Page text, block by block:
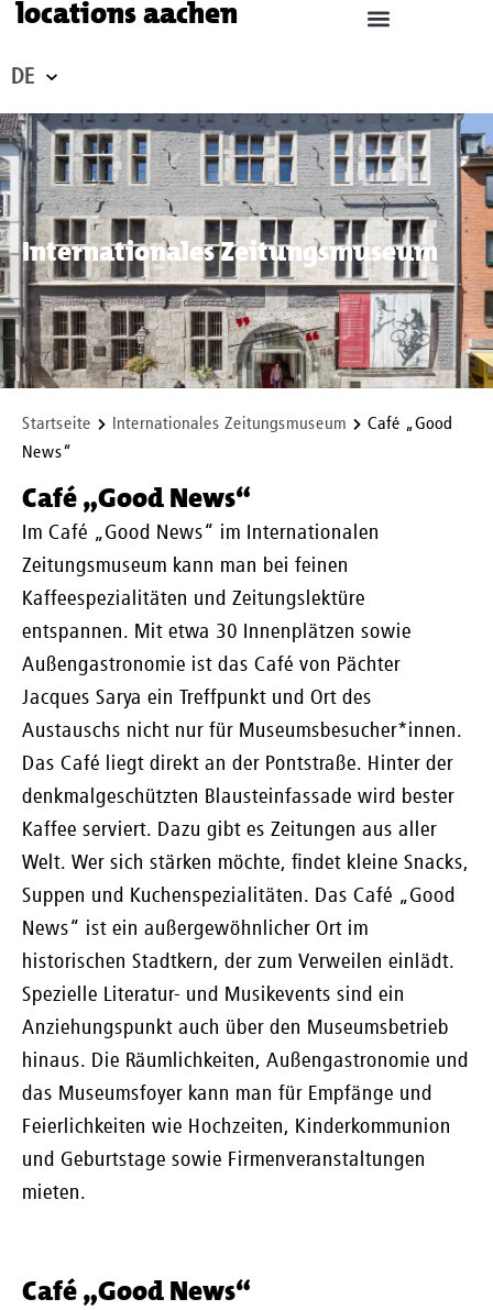
locations aachen
DE
Internationales Zeitungsmuseum
Startseite Internationales Zeitungsmuseum
Café „Good
News“
Café „Good News“
Im Café „Good News“ im Internationalen
Zeitungsmuseum kann man bei feinen
Kaffeespezialitäten und Zeitungslektüre
entspannen. Mit etwa 30 Innenplätzen sowie
Außengastronomie ist das Café von Pächter
Jacques Sarya ein Treffpunkt und Ort des
Austauschs nicht nur für Museumsbesucher*innen.
Das Café liegt direkt an der Pontstraße. Hinter der
denkmalgeschützten Blausteinfassade wird bester
Kaffee serviert. Dazu gibt es Zeitungen aus aller
Welt. Wer sich stärken möchte, findet kleine Snacks,
Suppen und Kuchenspezialitäten. Das Café „Good
News“ ist ein außergewöhnlicher Ort im
historischen Stadtkern, der zum Verweilen einlädt.
Spezielle Literatur- und Musikevents sind ein
Anziehungspunkt auch über den Museumsbetrieb
hinaus. Die Räumlichkeiten, Außengastronomie und
das Museumsfoyer kann man für Empfänge und
Feierlichkeiten wie Hochzeiten, Kinderkommunion
und Geburtstage sowie Firmenveranstaltungen
mieten.
Café „Good News“